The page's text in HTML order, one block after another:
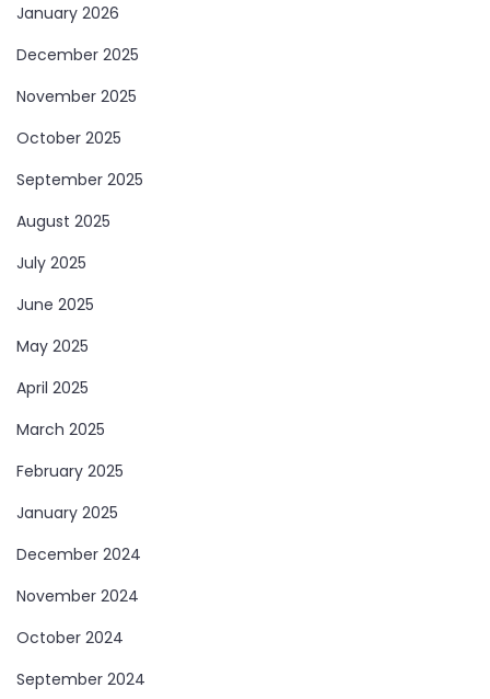
January 2026
December 2025
November 2025
October 2025
September 2025
August 2025
July 2025
June 2025
May 2025
April 2025
March 2025
February 2025
January 2025
December 2024
November 2024
October 2024
September 2024